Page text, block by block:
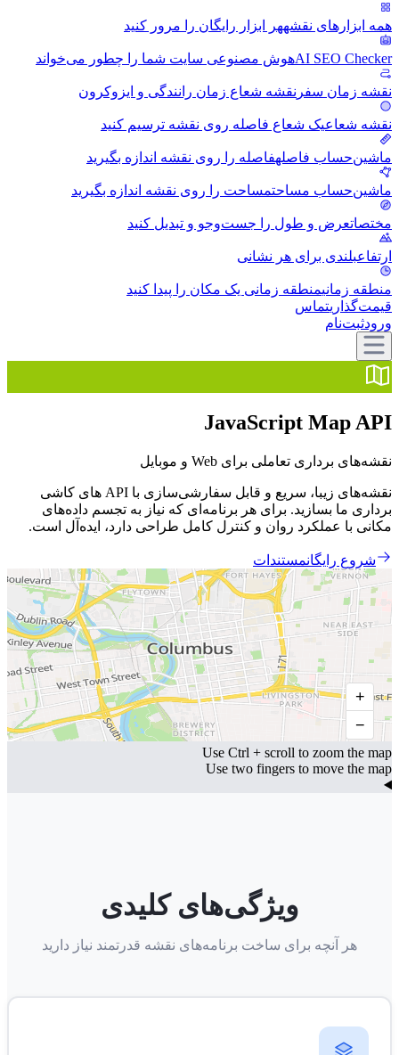
همه ابزارهای نقشههر ابزار رایگان را مرور کنید
AI SEO Checkerهوش مصنوعی سایت شما را چطور می‌خواند
نقشه زمان سفر نقشه شعاع زمان رانندگی و ایزوکرون
نقشه شعاعیک شعاع فاصله روی نقشه ترسیم کنید
ماشین‌حساب فاصلهفاصله را روی نقشه اندازه بگیرید
ماشین‌حساب مساحتمساحت را روی نقشه اندازه بگیرید
مختصاتعرض و طول را جست‌وجو و تبدیل کنید
ارتفاعبلندی برای هر نشانی
منطقه زمانیمنطقه زمانی یک مکان را پیدا کنید
قیمت‌گذاریتماس
ورودثبت‌نام
JavaScript Map API
نقشه‌های برداری تعاملی برای Web و موبایل
نقشه‌های زیبا، سریع و قابل سفارشی‌سازی با API های کاشی
برداری ما بسازید. برای هر برنامه‌ای که نیاز به تجسم داده‌های
مکانی با عملکرد روان و کنترل کامل طراحی دارد، ایده‌آل است.
شروع رایگانمستندات
Use Ctrl + scroll to zoom the map
Use two fingers to move the map
+
−
ویژگی‌های کلیدی
هر آنچه برای ساخت برنامه‌های نقشه قدرتمند نیاز دارید